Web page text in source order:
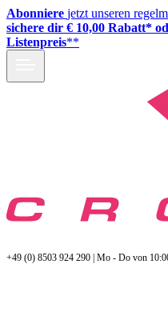
Abonniere jetzt unseren
sichere dir € 10,00 Rabatt*
Listenpreis**
+49 (0) 8503 924 290 | Mo - Do von